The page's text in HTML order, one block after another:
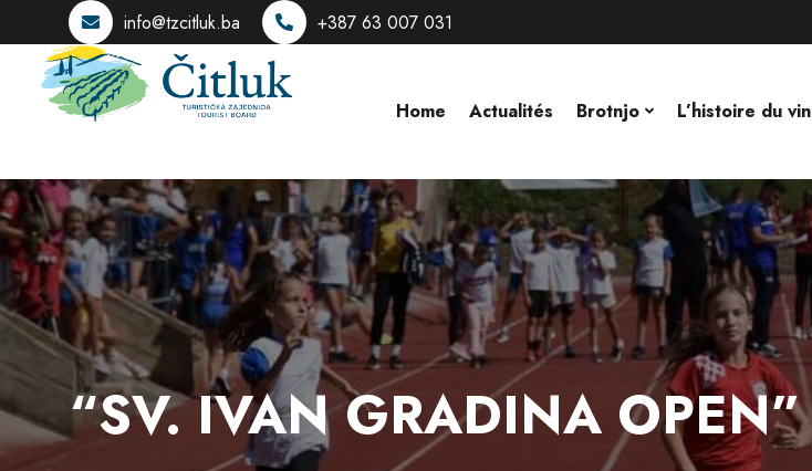
info@tzcitluk.ba +387 63 007 031
Home Actualités Brotnjo L’histoire du vin
“SV. IVAN GRADINA OPEN”